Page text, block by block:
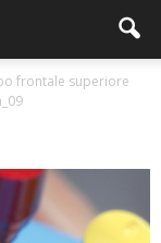
frontale superiore